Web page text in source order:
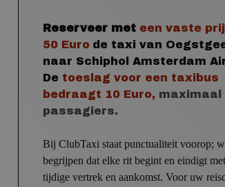
Reserveer met een vaste
50 Euro de taxi van
naar Schiphol Amsterdam
De toeslag voor een taxibus
bedraagt 10 Euro, maximaal
passagiers.
Bij ClubTaxi staat punctualiteit voorop;
begrijpen dat elke rit begint en eindigt
tijdige vertrek en aankomst. Voor uw